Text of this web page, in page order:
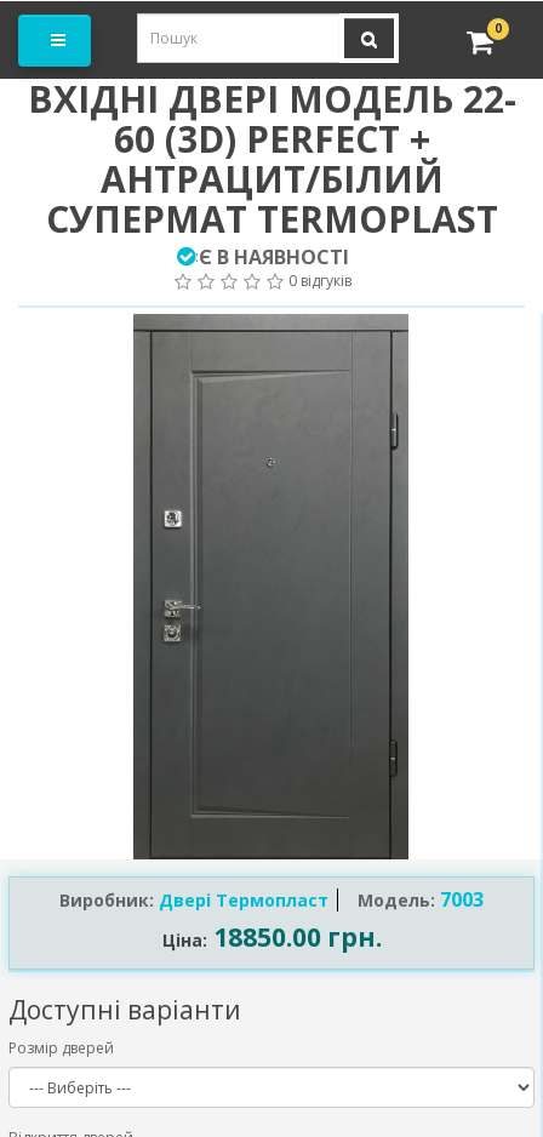
0
ВХІДНІ ДВЕРІ МОДЕЛЬ 22-
60 (3D) PERFECT +
АНТРАЦИТ/БІЛИЙ
СУПЕРМАТ TERMOPLAST
:Є В НАЯВНОСТІ
0 відгуків
Виробник: Двері Термопласт Модель: 7003
Ціна: 18850.00 грн.
Доступні варіанти
Розмір дверей